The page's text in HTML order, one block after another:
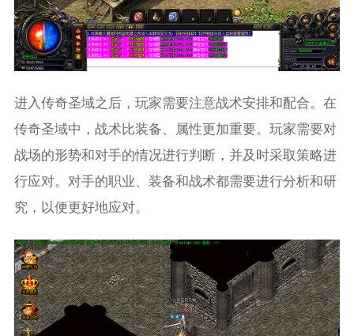
进入传奇圣域之后，玩家需要注意战术安排和配合。在
传奇圣域中，战术比装备、属性更加重要。玩家需要对
战场的形势和对手的情况进行判断，并及时采取策略进
行应对。对手的职业、装备和战术都需要进行分析和研
究，以便更好地应对。